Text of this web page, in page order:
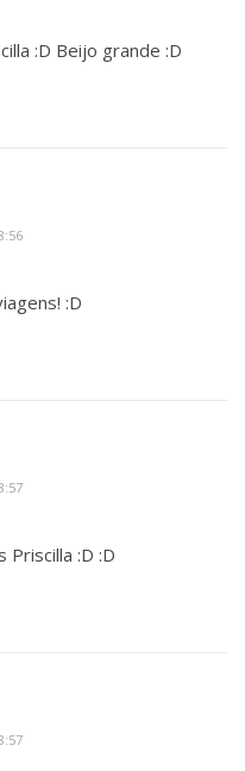
:D Beijo grande :D
:D
Priscilla :D :D